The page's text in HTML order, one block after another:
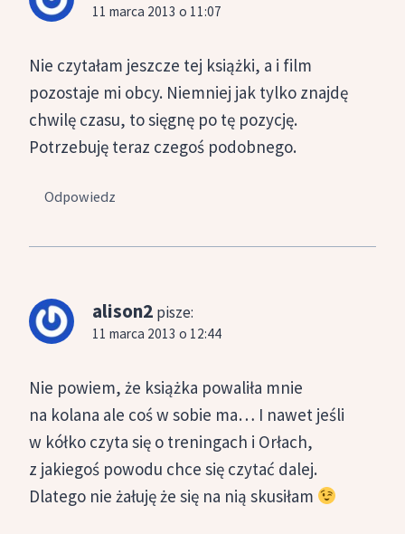
11 marca 2013 o 11:07
Nie czytałam jeszcze tej książki, a i film
pozostaje mi obcy. Niemniej jak tylko znajdę
chwilę czasu, to sięgnę po tę pozycję.
Potrzebuję teraz czegoś podobnego.
Odpowiedz
alison2 pisze:
11 marca 2013 o 12:44
Nie powiem, że książka powaliła mnie
na kolana ale coś w sobie ma… I nawet jeśli
w kółko czyta się o treningach i Orłach,
z jakiegoś powodu chce się czytać dalej.
Dlatego nie żałuję że się na nią skusiłam